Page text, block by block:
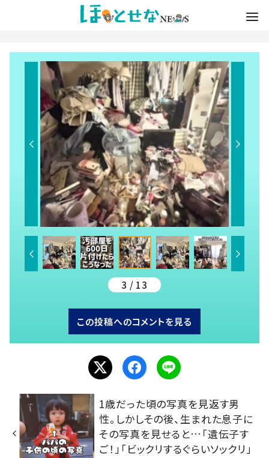
3 / 13
この投稿へのコメントを見る
1歳だった頃の写真を見返す男
性。しかしその後、生まれた息子に
その写真を見せると…「遺伝子す
ご！」「ビックリするぐらいソックリ」